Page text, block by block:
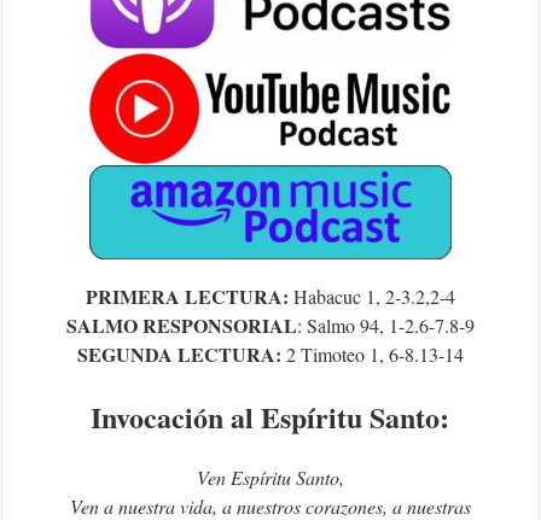
PRIMERA LECTURA: Habacuc 1, 2-3.2,2-4
SALMO RESPONSORIAL: Salmo 94, 1-2.6-7.8-9
SEGUNDA LECTURA: 2 Timoteo 1, 6-8.13-14
Invocación al Espíritu Santo:
Ven Espíritu Santo,
Ven a nuestra vida, a nuestros corazones, a nuestras